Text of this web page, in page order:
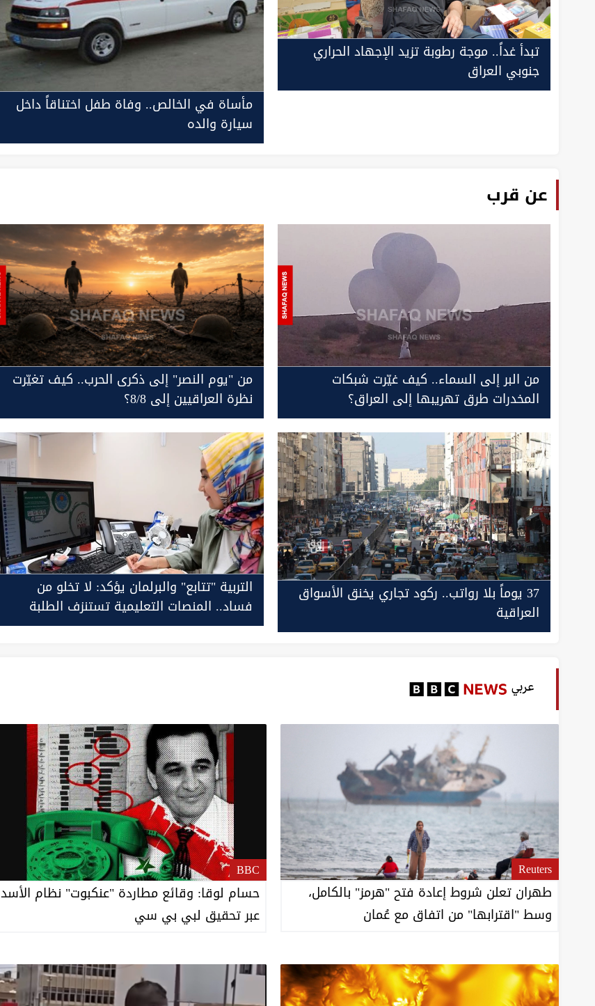
تبدأ غداً.. موجة رطوبة تزيد الإجهاد الحراري
جنوبي العراق
مأساة في الخالص.. وفاة طفل اختناقاً داخل
سيارة والده
عن قرب
من البر إلى السماء.. كيف غيّرت شبكات
المخدرات طرق تهريبها إلى العراق؟
من "يوم النصر" إلى ذكرى الحرب.. كيف تغيّرت
نظرة العراقيين إلى 8/8؟
37 يوماً بلا رواتب.. ركود تجاري يخنق الأسواق
العراقية
التربية "تتابع" والبرلمان يؤكد: لا تخلو من
فساد.. المنصات التعليمية تستنزف الطلبة
Reuters
طهران تعلن شروط إعادة فتح "هرمز" بالكامل،
وسط "اقترابها" من اتفاق مع عُمان
BBC
حسام لوقا: وقائع مطاردة "عنكبوت" نظام الأسد
عبر تحقيق لبي بي سي